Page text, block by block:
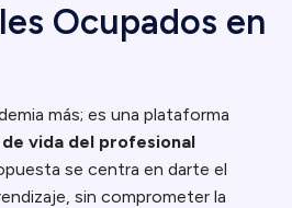
Ocupados en
más; es una plataforma
vida del profesional
se centra en darte el
sin comprometer la